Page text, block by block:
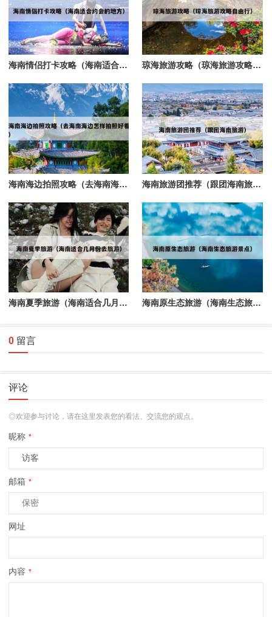
海南情侣打卡攻略（海南适合约会的地方） 琼海旅游攻略（琼海旅游攻略自由行）
海南海边拍照攻略（去海南海边怎样拍照好看） 海南旅游团推荐（跟团海南旅游）
海南夏季旅游（海南适合几月份去旅游） 海南原生态旅游（海南生态旅游景点）
0 留言
评论
◎欢迎参与讨论，请在这里发表您的看法、交流您的观点。
昵称 *
邮箱 *
网址
内容 *